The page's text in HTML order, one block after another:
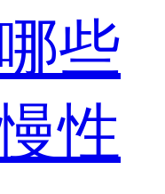
些
性